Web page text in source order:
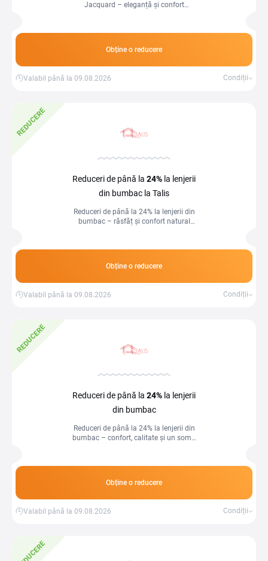
Jacquard – eleganță și confort
Obține o reducere
Valabil până la 09.08.2026 Condiții
REDUCERE
Reduceri de până la 24% la lenjerii
din bumbac la Talis
Reduceri de până la 24% la lenjerii din
bumbac – răsfăț și confort natural
Obține o reducere
Valabil până la 09.08.2026 Condiții
REDUCERE
Reduceri de până la 24% la lenjerii
din bumbac
Reduceri de până la 24% la lenjerii din
bumbac – confort, calitate și un somn
Obține o reducere
Valabil până la 09.08.2026 Condiții